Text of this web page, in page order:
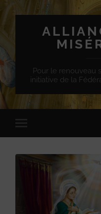
Pour le renouveau
initiative de la
mobile